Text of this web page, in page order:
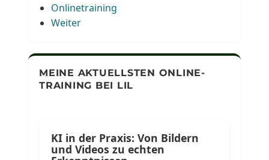
Onlinetraining
Weiter
MEINE AKTUELLSTEN ONLINE-
TRAINING BEI LIL
KI in der Praxis: Von Bildern
und Videos zu echten